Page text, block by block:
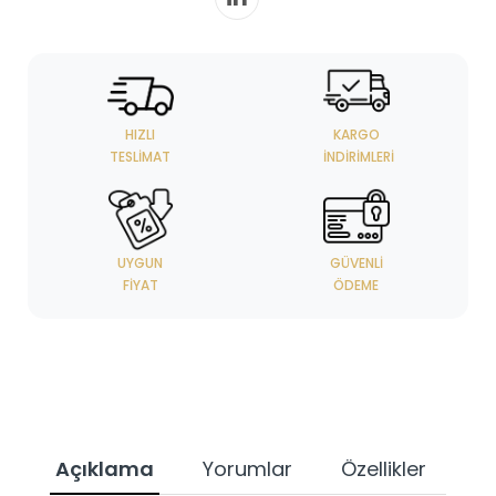
HIZLI
TESLIMAT
KARGO
İNDIRIMLERI
UYGUN
FIYAT
GÜVENLI
ÖDEME
Açıklama Yorumlar Özellikler